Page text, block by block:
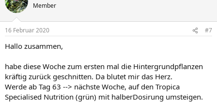
Member
16 Februar 2020 #7
Hallo zusammen,
habe diese Woche zum ersten mal die Hintergrundpflanzen
kräftig zurück geschnitten. Da blutet mir das Herz.
Werde ab Tag 63 --> nächste Woche, auf den Tropica
Specialised Nutrition (grün) mit halberDosirung umsteigen.